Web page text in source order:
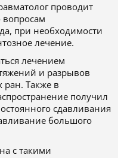
проводит
вопросам
при необходимости
лечение.
лечением
и разрывов
ран. Также в
получил
сдавливания
большого
с такими